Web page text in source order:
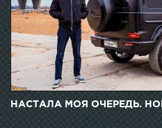
НАСТАЛА МОЯ ОЧЕРЕДЬ.